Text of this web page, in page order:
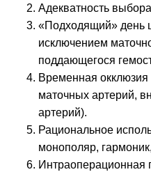
Адекватность
«Подходящий» день
исключением
поддающегося
Временная окклюзия
маточных артерий,
артерий).
Рациональное
монополяр,
Интраоперационная